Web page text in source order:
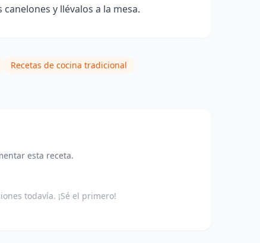
y llévalos a la mesa.
Recetas de cocina tradicional
esta receta.
todavía. ¡Sé el primero!